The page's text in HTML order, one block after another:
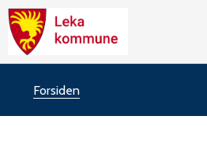
e
Du
Forsiden